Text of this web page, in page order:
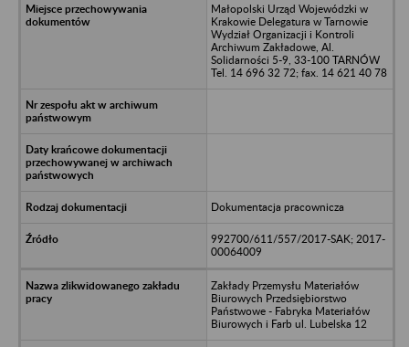
Małopolski Urząd Wojewódzki w
Krakowie Delegatura w Tarnowie
Wydział Organizacji i Kontroli
Archiwum Zakładowe, Al.
Solidarności 5-9, 33-100 TARNÓW
Tel. 14 696 32 72; fax. 14 621 40 78
Dokumentacja pracownicza
992700/611/557/2017-SAK; 2017-
00064009
Zakłady Przemysłu Materiałów
Biurowych Przedsiębiorstwo
Państwowe - Fabryka Materiałów
Biurowych i Farb ul. Lubelska 12